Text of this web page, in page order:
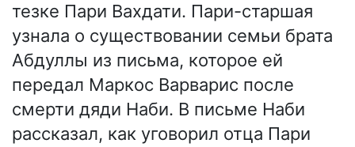
тезке Пари Вахдати. Пари-старшая
узнала о существовании семьи брата
Абдуллы из письма, которое ей
передал Маркос Варварис после
смерти дяди Наби. В письме Наби
рассказал, как уговорил отца Пари